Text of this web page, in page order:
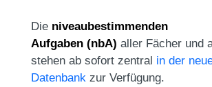
Die niveaubestimmenden
Aufgaben (nbA) aller Fächer und
stehen ab sofort zentral in der
Datenbank zur Verfügung.